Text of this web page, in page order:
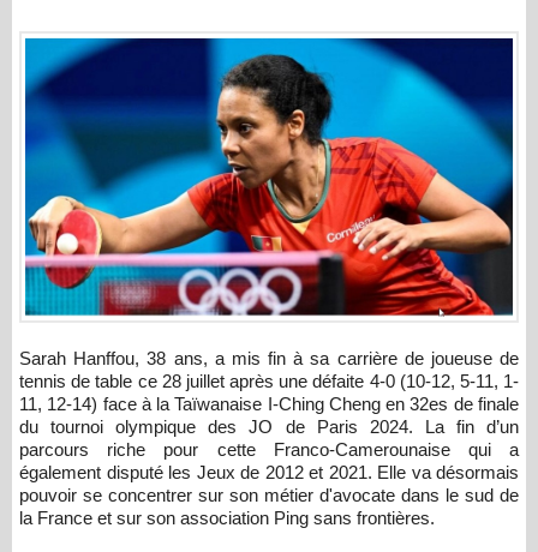
Sarah Hanffou, 38 ans, a mis fin à sa carrière de joueuse de
tennis de table ce 28 juillet après une défaite 4-0 (10-12, 5-11, 1-
11, 12-14) face à la Taïwanaise I-Ching Cheng en 32es de finale
du tournoi olympique des JO de Paris 2024. La fin d’un
parcours riche pour cette Franco-Camerounaise qui a
également disputé les Jeux de 2012 et 2021. Elle va désormais
pouvoir se concentrer sur son métier d'avocate dans le sud de
la France et sur son association Ping sans frontières.